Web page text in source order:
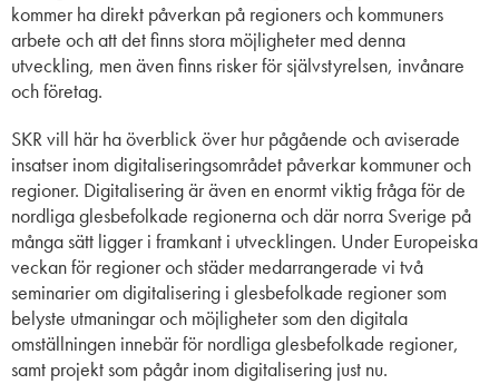
kommer ha direkt påverkan på regioners och kommuners
arbete och att det finns stora möjligheter med denna
utveckling, men även finns risker för självstyrelsen, invånare
och företag.
SKR vill här ha överblick över hur pågående och aviserade
insatser inom digitaliseringsområdet påverkar kommuner och
regioner. Digitalisering är även en enormt viktig fråga för de
nordliga glesbefolkade regionerna och där norra Sverige på
många sätt ligger i framkant i utvecklingen. Under Europeiska
veckan för regioner och städer medarrangerade vi två
seminarier om digitalisering i glesbefolkade regioner som
belyste utmaningar och möjligheter som den digitala
omställningen innebär för nordliga glesbefolkade regioner,
samt projekt som pågår inom digitalisering just nu.